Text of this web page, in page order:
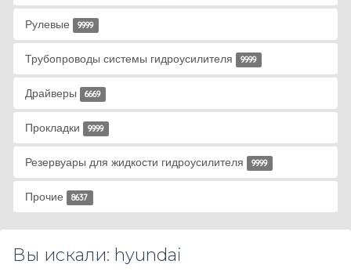
Рулевые 9999
Трубопроводы системы гидроусилителя 9999
Драйверы 6669
Прокладки 9999
Резервуары для жидкости гидроусилителя 9999
Прочие 8637
Вы искали: hyundai